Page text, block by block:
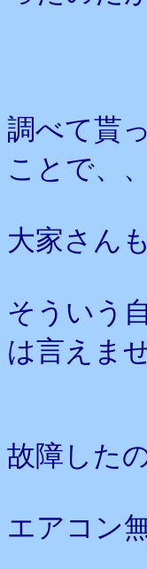
調べて貰
ことで、
大家さん
そういう
は言えま
故障した
エアコン